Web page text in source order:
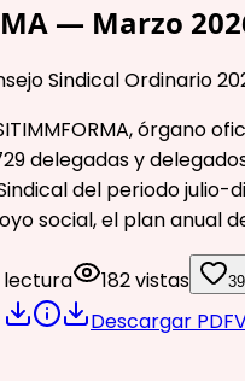
— Marzo
Sindical Ordinario
órgano
delegadas y
del periodo
social, el plan anual
lectura 182 vistas 39
Descargar PDF